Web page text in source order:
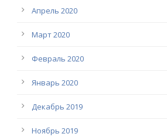
Апрель 2020
Март 2020
Февраль 2020
Январь 2020
Декабрь 2019
Ноябрь 2019